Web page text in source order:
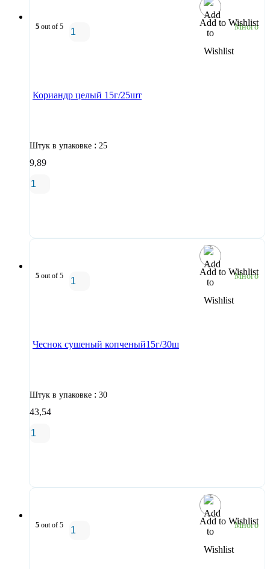
Add to Wishlist
5 out of 5 Много
Кориандр целый 15г/25шт
Штук в упаковке : 25
9,89
Add to Wishlist
5 out of 5 Много
Чеснок сушеный копченый15г/30ш
Штук в упаковке : 30
43,54
Add to Wishlist
5 out of 5 Много